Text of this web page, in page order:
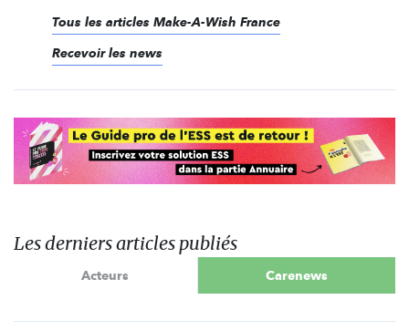
Tous les articles Make-A-Wish France
Recevoir les news
Les derniers articles publiés
Acteurs Carenews